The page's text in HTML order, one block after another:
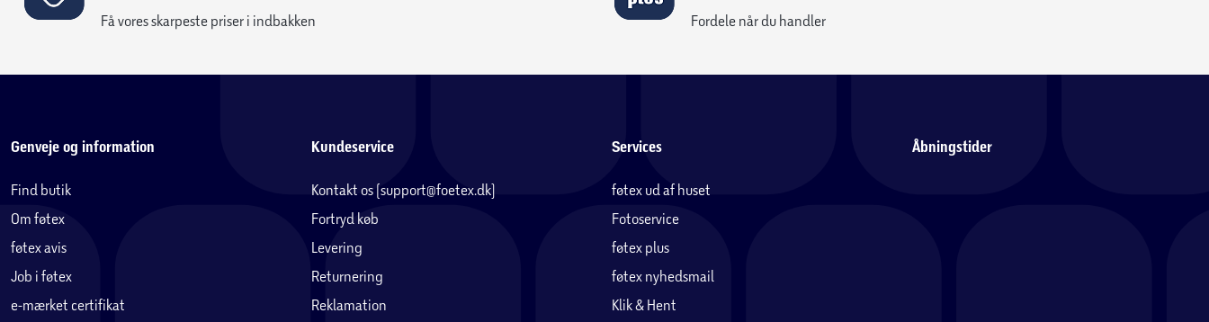
Få vores skarpeste priser i indbakken Fordele når du handler
Genveje og information
Find butik
Om føtex
føtex avis
Job i føtex
e-mærket certifikat
Kundeservice
Kontakt os (support@foetex.dk)
Fortryd køb
Levering
Returnering
Reklamation
Services
føtex ud af huset
Fotoservice
føtex plus
føtex nyhedsmail
Klik & Hent
Åbningstider